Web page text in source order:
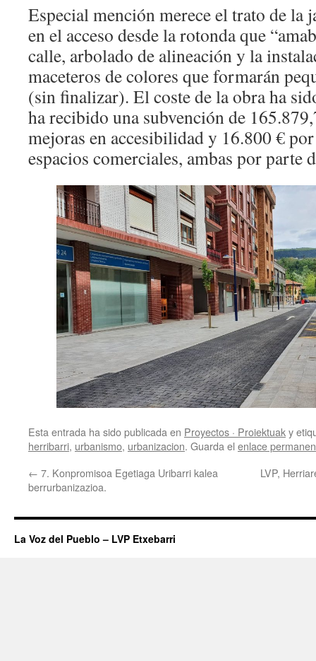
Especial mención merece el trato de la
en el acceso desde la rotonda que
calle, arbolado de alineación y la
maceteros de colores que formarán
(sin finalizar). El coste de la obra ha
ha recibido una subvención de
mejoras en accesibilidad y 16.800 €
espacios comerciales, ambas por parte
Esta entrada ha sido publicada en Proyectos · Proiektuaky
herribarri, urbanismo, urbanizacion. Guarda el enlace
← 7. Konpromisoa Egetiaga Uribarri kalea
berrurbanizazioa.
LVP,
La Voz del Pueblo – LVP Etxebarri